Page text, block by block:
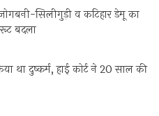
सिलीगुड़ी व कटिहार डेमू का
बदला
था दुष्कर्म, हाई कोर्ट ने 20 साल की